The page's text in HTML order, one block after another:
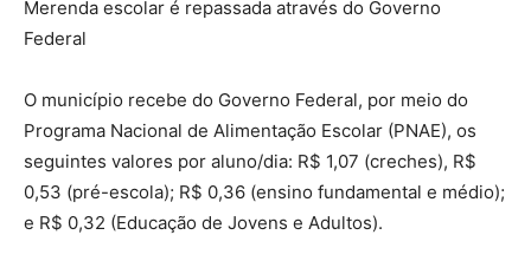
Merenda escolar é repassada através do Governo
Federal
O município recebe do Governo Federal, por meio do
Programa Nacional de Alimentação Escolar (PNAE), os
seguintes valores por aluno/dia: R$ 1,07 (creches), R$
0,53 (pré-escola); R$ 0,36 (ensino fundamental e médio);
e R$ 0,32 (Educação de Jovens e Adultos).